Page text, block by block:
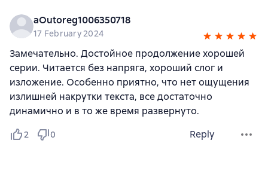
aОutoreg1006350718
17 February 2024
Замечательно. Достойное продолжение хорошей
серии. Читается без напряга, хороший слог и
изложение. Особенно приятно, что нет ощущения
излишней накрутки текста, все достаточно
динамично и в то же время развернуто.
2 0 Reply